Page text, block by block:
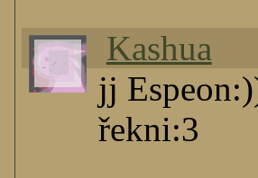
Kashua
jj
řekni:3